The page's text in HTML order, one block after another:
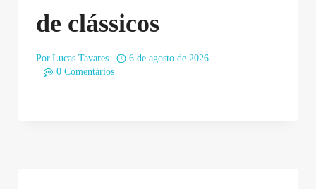
de clássicos
Por Lucas Tavares
6 de agosto de 2026
0 Comentários